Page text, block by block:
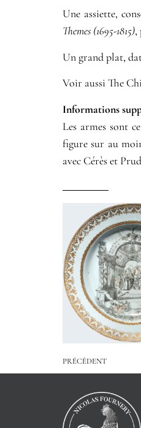
Une assiette,
Themes (1695-1815),
Un grand plat,
Voir aussi The
Informations
Les armes sont
figure sur au
avec Cérès et
PRÉCÉDENT